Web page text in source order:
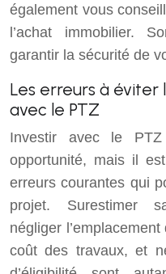
également vous
l’achat immobilier.
garantir la sécurité de
Les erreurs à éviter
avec le PTZ
Investir avec le
opportunité, mais il
erreurs courantes qui
projet. Surestimer
négliger
coût des travaux, et